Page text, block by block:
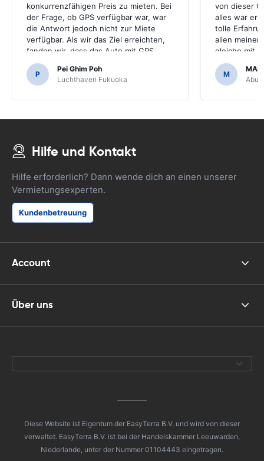
konkurrenzfähigen Preis zu mieten. Bei
der Frage, ob GPS verfügbar war, war
die Antwort jedoch nicht zur Miete
verfügbar. Als wir das Ziel erreichten,
fanden wir, dass das Auto mit GPS
kam.Es wäre schrecklich gewesen,
wenn wir beschlossen hätten, ein GPS
zu kaufen, da es notwendig war,
P
Pei Ghim Poh
Luchthaven Fukuoka
von dieser
alles war
tolle
allen meiner
gleiche mit
M
Abu
Hilfe und Kontakt
Hilfe erforderlich? Dann wende dich an einen unserer
Vermietungsexperten.
Kundenbetreuung
Account
Über uns
Diese Website ist Eigentum der EasyTerra B.V. und wird von dieser
verwaltet. EasyTerra B.V. ist bei der Handelskammer Leeuwarden,
Niederlande, unter der Nummer 01104443 eingetragen.